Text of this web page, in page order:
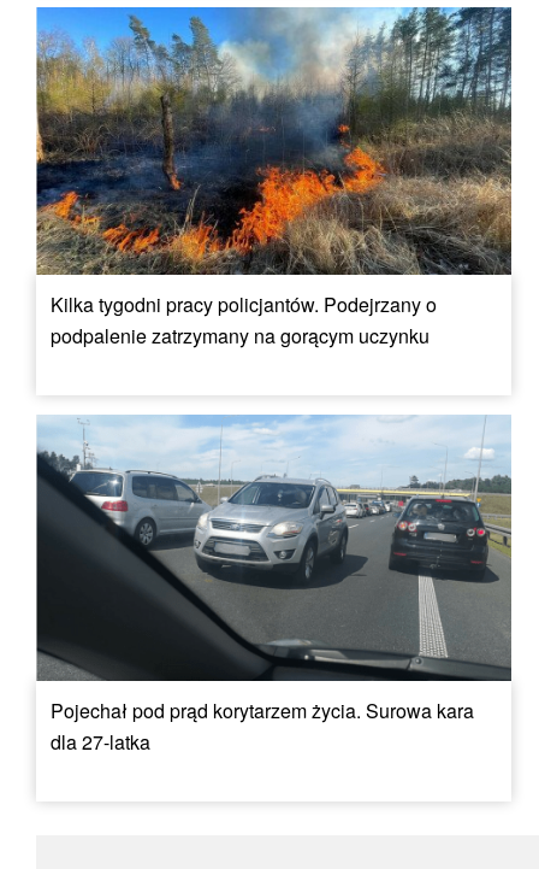
Kilka tygodni pracy policjantów. Podejrzany o
podpalenie zatrzymany na gorącym uczynku
Pojechał pod prąd korytarzem życia. Surowa kara
dla 27-latka